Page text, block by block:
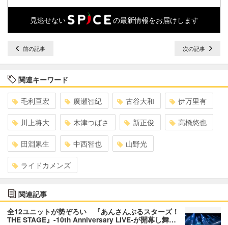
見逃せない の最新情報をお届けします
前の記事 次の記事
関連キーワード
毛利亘宏 廣瀬智紀 古谷大和 伊万里有
川上将大 木津つばさ 新正俊 高橋悠也
田淵累生 中西智也 山野光
ライドカメンズ
関連記事
全12ユニットが勢ぞろい 『あんさんぶるスターズ！
THE STAGE』-10th Anniversary LIVE-が開幕し舞…